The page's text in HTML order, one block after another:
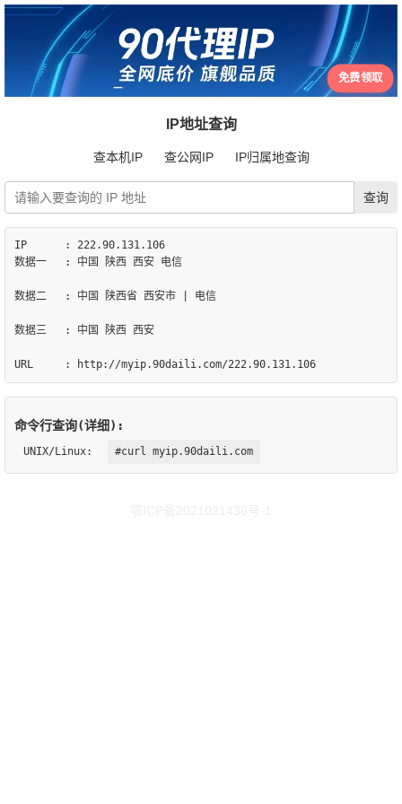
免费领取
IP地址查询
查本机IP 查公网IP IP归属地查询
IP	: 222.90.131.106
数据一	: 中国 陕西 西安 电信
数据二	: 中国 陕西省 西安市 | 电信
数据三	: 中国 陕西 西安
命令行查询(详细):
UNIX/Linux: #curl myip.90daili.com